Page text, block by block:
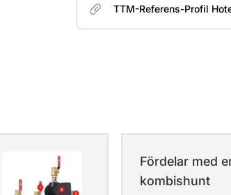
TTM-Referens-Profil
Fördelar med
kombishunt